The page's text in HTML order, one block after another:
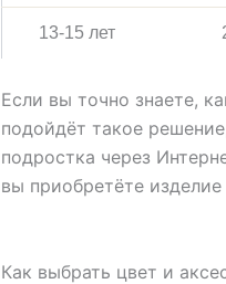
13-15 лет
Если вы точно знаете,
подойдёт такое
подростка через
вы приобретёте
Как выбрать цвет и